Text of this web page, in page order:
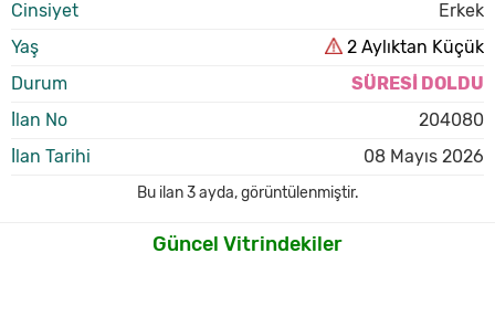
Cinsiyet
Erkek
Yaş
2 Aylıktan Küçük
Durum
SÜRESİ DOLDU
İlan No
204080
İlan Tarihi
08 Mayıs 2026
Bu ilan3 ayda,görüntülenmiştir.
Güncel Vitrindekiler